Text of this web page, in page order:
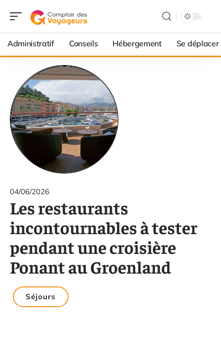
Administratif Conseils Hébergement Se déplacer
04/06/2026
Les restaurants
incontournables à tester
pendant une croisière
Ponant au Groenland
Séjours